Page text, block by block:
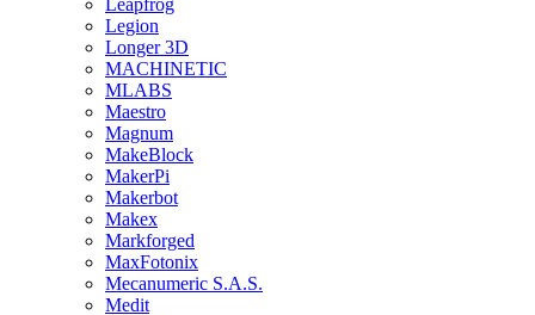
Leapfrog
Legion
Longer 3D
MACHINETIC
MLABS
Maestro
Magnum
MakeBlock
MakerPi
Makerbot
Makex
Markforged
MaxFotonix
Mecanumeric S.A.S.
Medit